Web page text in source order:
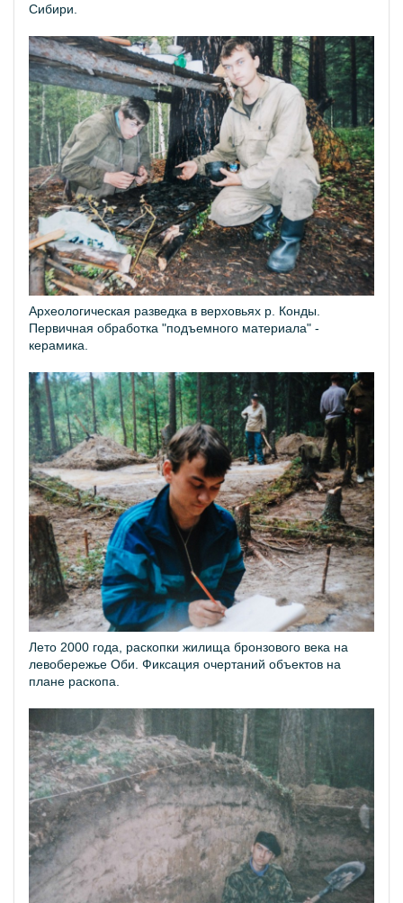
Сибири.
Археологическая разведка в верховьях р. Конды.
Первичная обработка "подъемного материала" -
керамика.
Лето 2000 года, раскопки жилища бронзового века на
левобережье Оби. Фиксация очертаний объектов на
плане раскопа.